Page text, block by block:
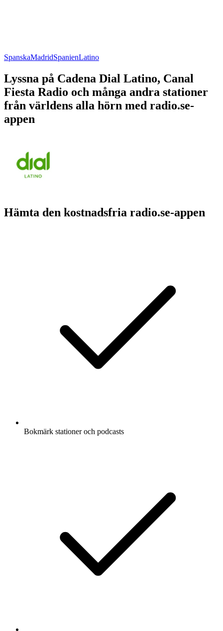
SpanskaMadridSpanienLatino
Lyssna på Cadena Dial Latino, Canal
Fiesta Radio och många andra stationer
från världens alla hörn med radio.se-
appen
Hämta den kostnadsfria radio.se-appen
Bokmärk stationer och podcasts